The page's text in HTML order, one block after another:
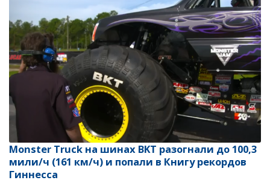
Monster Truck на шинах BKT разогнали до 100,3
мили/ч (161 км/ч) и попали в Книгу рекордов
Гиннесса